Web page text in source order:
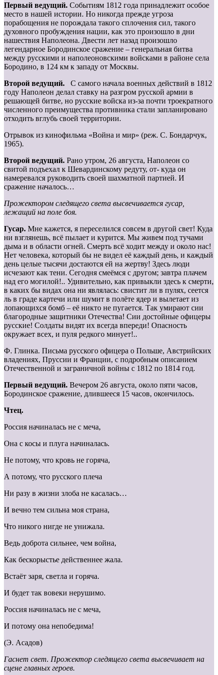
Первый ведущий. Событиям 1812 года принадлежит особое
место в нашей истории. Но никогда прежде угроза
порабощения не порождала такого сплочения сил, такого
духовного пробуждения нации, как это произошло в дни
нашествия Наполеона. Двести лет назад произошло
легендарное Бородинское сражение – генеральная битва
между русскими и наполеоновскими войсками в районе села
Бородино, в 124 км к западу от Москвы.
Второй ведущий. С самого начала военных действий в 1812
году Наполеон делал ставку на разгром русской армии в
решающей битве, но русские войска из-за почти троекратного
численного преимущества противника стали запланировано
отходить вглубь своей территории.
Отрывок из кинофильма «Война и мир» (реж. С. Бондарчук,
1965).
Второй ведущий. Рано утром, 26 августа, Наполеон со
свитой подъехал к Шевардинскому редуту, от- куда он
намеревался руководить своей шахматной партией. И
сражение началось…
Прожектором следящего света высвечивается гусар,
лежащий на поле боя.
Гусар. Мне кажется, я переселился совсем в другой свет! Куда
ни взглянешь, всё пылает и курится. Мы живем под тучами
дыма и в области огней. Смерть всё ходит между и около нас!
Нет человека, который бы не видел её каждый день, и каждый
день целые тысячи достаются ей на жертву! Здесь люди
исчезают как тени. Сегодня смеёмся с другом; завтра плачем
над его могилой!.. Удивительно, как привыкли здесь к смерти,
в каких бы видах она ни являлась: свистит ли в пулях, сеется
ль в граде картечи или шумит в полёте ядер и вылетает из
лопающихся бомб – её никто не пугается. Так умирают сии
благородные защитники Отечества! Сии достойные офицеры
русские! Солдаты видят их всегда впереди! Опасность
окружает всех, и пуля редкого минует!..
Ф. Глинка. Письма русского офицера о Польше, Австрийских
владениях, Пруссии и Франции, с подробным описанием
Отечественной и заграничной войны с 1812 по 1814 год.
Первый ведущий. Вечером 26 августа, около пяти часов,
Бородинское сражение, длившееся 15 часов, окончилось.
Чтец.
Россия начиналась не с меча,
Она с косы и плуга начиналась.
Не потому, что кровь не горяча,
А потому, что русского плеча
Ни разу в жизни злоба не касалась…
И вечно тем сильна моя страна,
Что никого нигде не унижала.
Ведь доброта сильнее, чем война,
Как бескорыстье действеннее жала.
Встаёт заря, светла и горяча.
И будет так вовеки нерушимо.
Россия начиналась не с меча,
И потому она непобедима!
(Э. Асадов)
Гаснет свет. Прожектор следящего света высвечивает на
сцене главных героев.